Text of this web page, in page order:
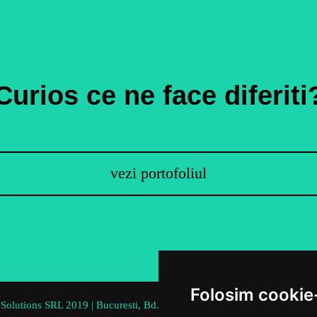
Folosim
ce ne face
vezi portofoliul
SRL 2019 | Bucuresti, Bd. Marasesti, no. 42, Romania | CUI